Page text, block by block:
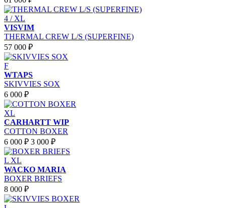
4 / XL
VISVIM
THERMAL CREW L/S (SUPERFINE)
57 000 ₽
F
WTAPS
SKIVVIES SOX
6 000 ₽
XL
CARHARTT WIP
COTTON BOXER
6 000 ₽ 3 000 ₽
L XL
WACKO MARIA
BOXER BRIEFS
8 000 ₽